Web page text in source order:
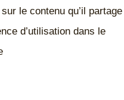
le contenu qu’il partage
d’utilisation dans le